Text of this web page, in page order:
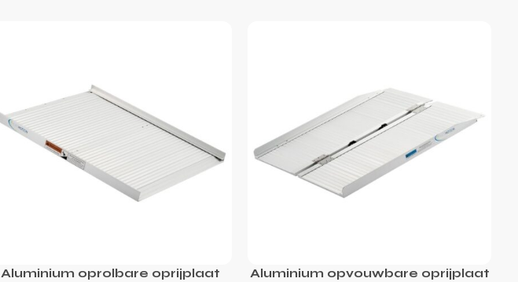
Aluminium oprolbare oprijplaat Aluminium opvouwbare oprijplaat